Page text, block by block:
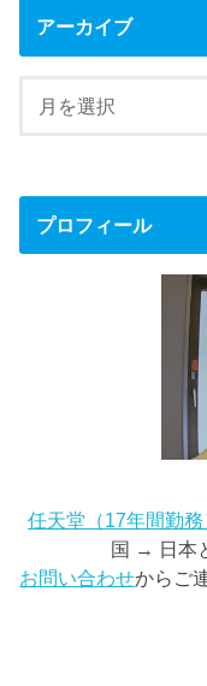
アーカイブ
プロフィール
任天堂（17年間勤務
国 → 日本
お問い合わせからご